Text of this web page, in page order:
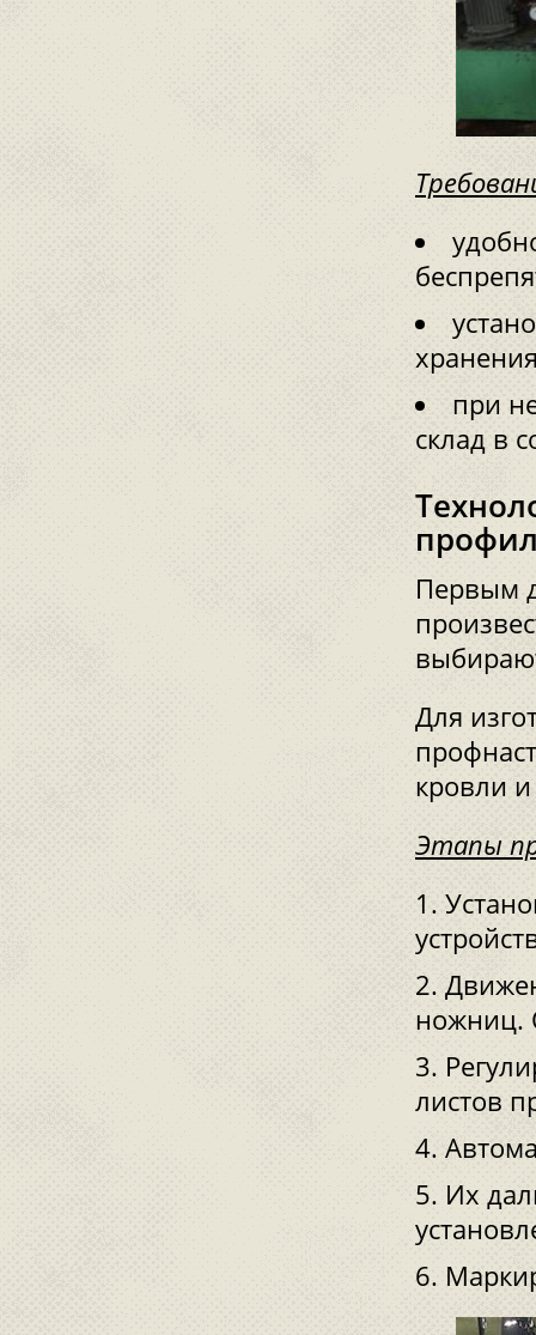
при
склад в
Первым
Для
кровли
Этапы
ножниц.
листов
Их